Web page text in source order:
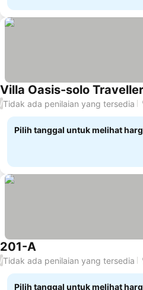
Villa Oasis-solo
/Tidak ada penilaian yang tersedia
Pilih tanggal untuk melihat
201-A
/Tidak ada penilaian yang tersedia
Pilih tanggal untuk melihat